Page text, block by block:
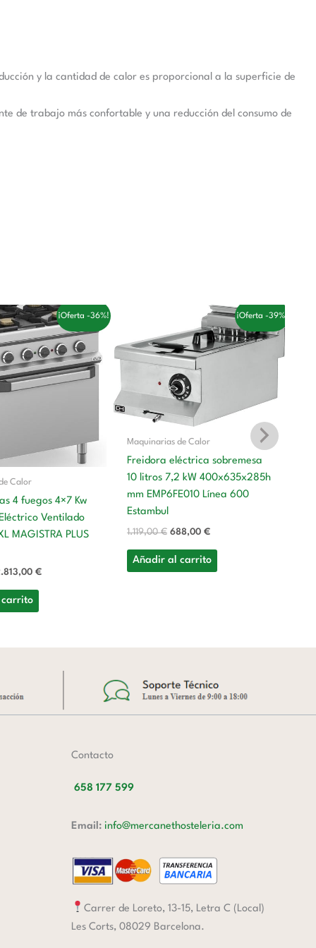
y la cantidad de calor es proporcional a la superficie de
de trabajo más confortable y una reducción del consumo de
¡Oferta -36%!
Calor
4 fuegos 4×7 Kw
Ventilado
MAGISTRA PLUS
€.
€
El
precio
actual
es:
2.813,00 €.
¡Oferta -39%!
Maquinarias de Calor
Freidora eléctrica sobremesa
10 litros 7,2 kW 400x635x285h
mm EMP6FE010 Línea 600
Estambul
1.119,00€
original
era:
1.119,00 €.
688,00 €
El
precio
actual
es:
Añadir al carrito
Contacto
658 177 599
Email: info@mercanethosteleria.com
Carrer de Loreto, 13-15, Letra C (Local)
Les Corts, 08029 Barcelona.